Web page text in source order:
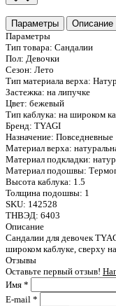
Параметры Описание
Параметры
Тип товара: Сандалии
Пол: Девочки
Сезон: Лето
Тип материала верха:
Застежка: на липучке
Цвет: бежевый
Тип каблука: на широком
Бренд: TYAGI
Назначение: Повседневные
Материал верха:
Материал подкладки:
Материал подошвы:
Высота каблука: 1.5
Толщина подошвы: 1
SKU: 142528
ТНВЭД: 6403
Описание
Сандалии для девочек
широком каблуке, сверху
Отзывы
Оставьте первый отзыв!
Имя *
E-mail *